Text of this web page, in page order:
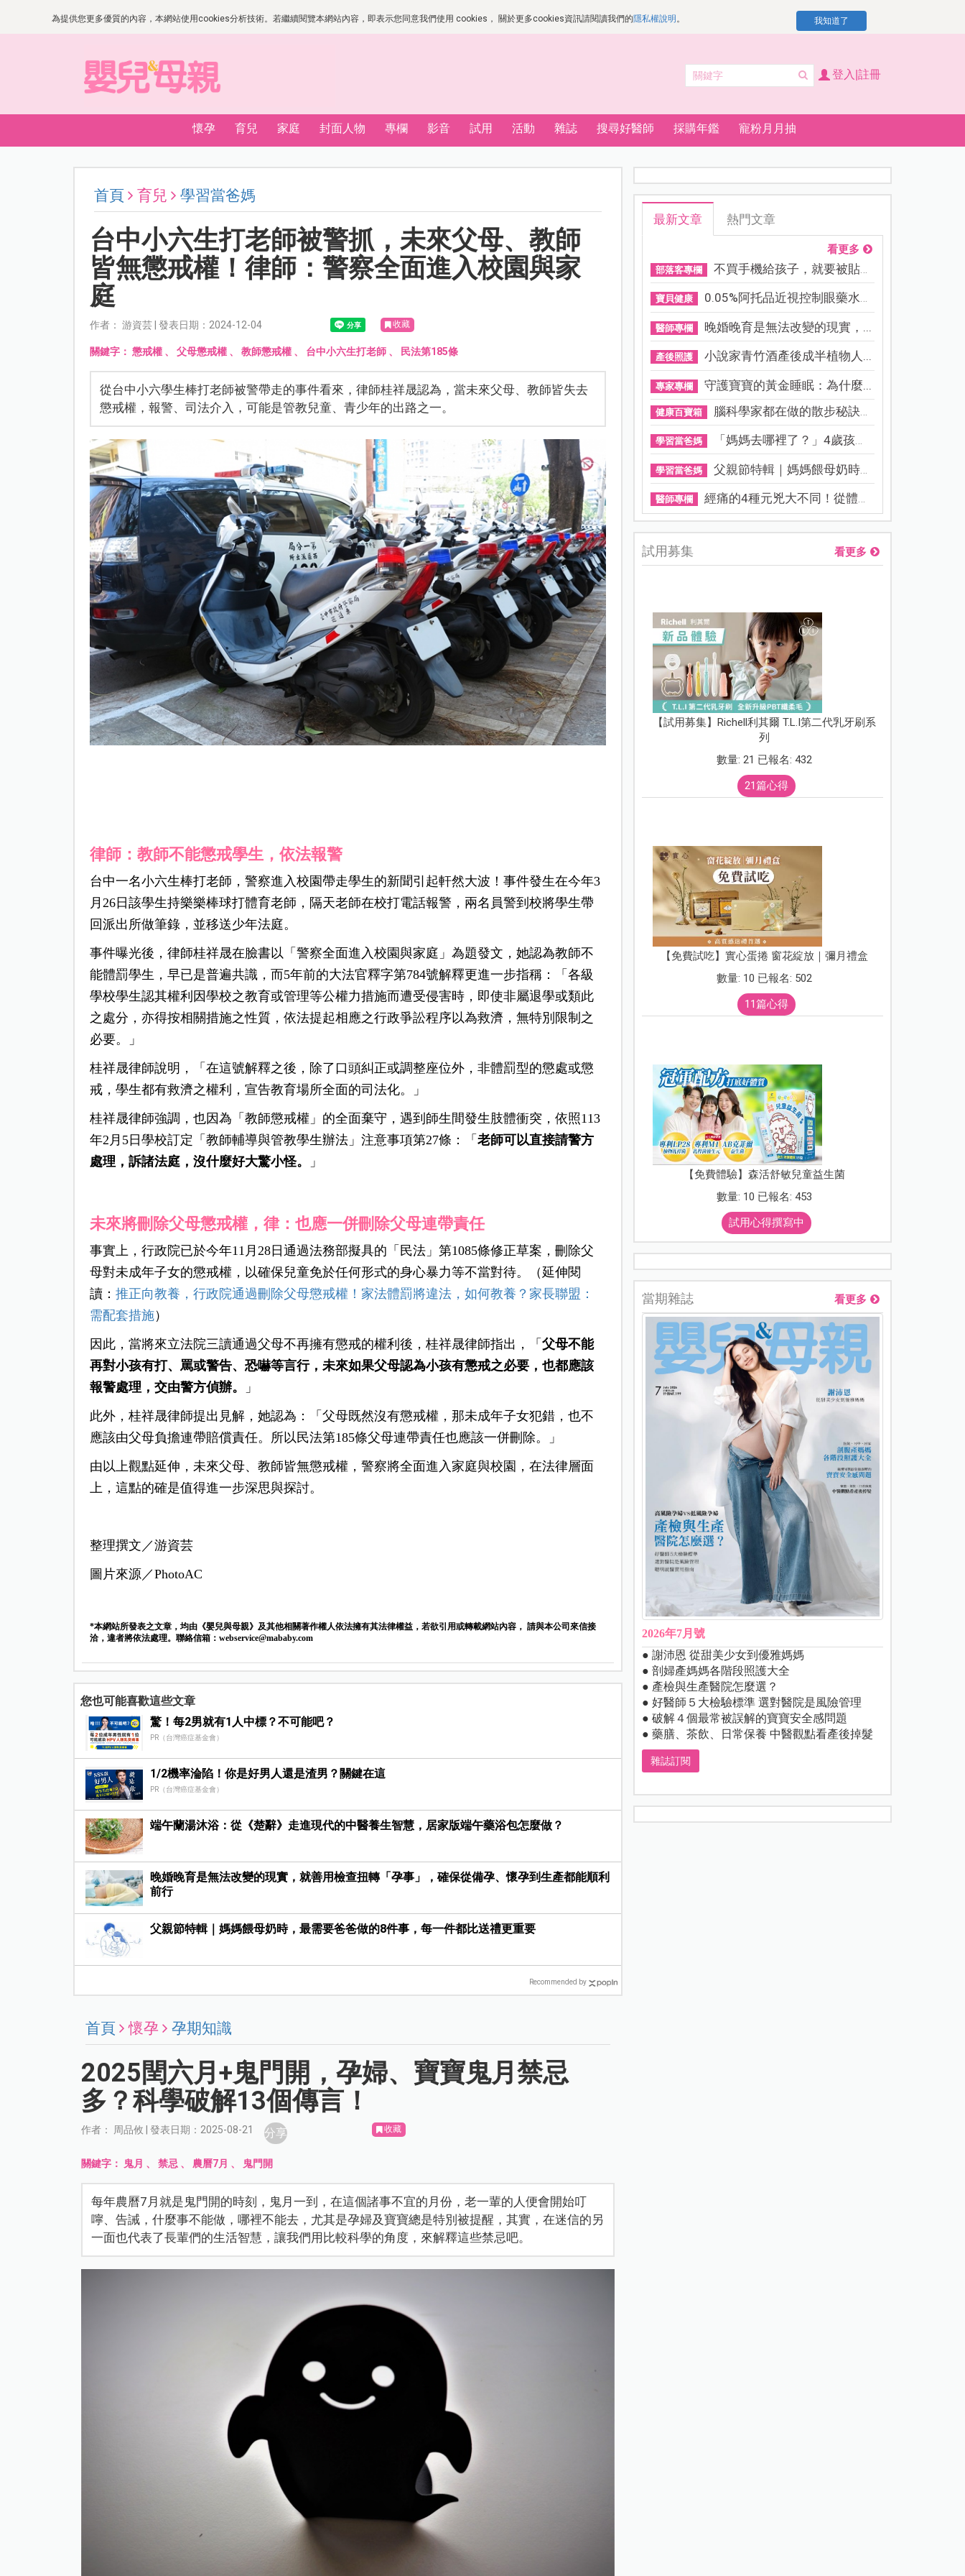
為提供您更多優質的內容，本網站使用cookies分析技術。若繼續閱覽本網站內容，即表示您同意我們使用 cookies， 關於更多cookies資訊請閱讀我們的隱私權說明 。 我知道了
登入|註冊
懷孕 育兒 家庭 封面人物 專欄 影音 試用 活動 雜誌 搜尋好醫師 採購年鑑 寵粉月月抽
首頁 育兒 學習當爸媽
台中小六生打老師被警抓，未來父母、教師
皆無懲戒權！律師：警察全面進入校園與家
庭
作者： 游資芸 | 發表日期：2024-12-04 收藏
關鍵字： 懲戒權、 父母懲戒權、 教師懲戒權、 台中小六生打老師、 民法第185條
從台中小六學生棒打老師被警帶走的事件看來，律師桂祥晟認為，當未來父母、教師皆失去
懲戒權，報警、司法介入，可能是管教兒童、青少年的出路之一。
律師：教師不能懲戒學生，依法報警
台中一名小六生棒打老師，警察進入校園帶走學生的新聞引起軒然大波！事件發生在今年3
月26日該學生持樂樂棒球打體育老師，隔天老師在校打電話報警，兩名員警到校將學生帶
回派出所做筆錄，並移送少年法庭。
事件曝光後，律師桂祥晟在臉書以「警察全面進入校園與家庭」為題發文，她認為教師不
能體罰學生，早已是普遍共識，而5年前的大法官釋字第784號解釋更進一步指稱：「各級
學校學生認其權利因學校之教育或管理等公權力措施而遭受侵害時，即使非屬退學或類此
之處分，亦得按相關措施之性質，依法提起相應之行政爭訟程序以為救濟，無特別限制之
必要。」
桂祥晟律師說明，「在這號解釋之後，除了口頭糾正或調整座位外，非體罰型的懲處或懲
戒，學生都有救濟之權利，宣告教育場所全面的司法化。」
桂祥晟律師強調，也因為「教師懲戒權」的全面棄守，遇到師生間發生肢體衝突，依照113
年2月5日學校訂定「教師輔導與管教學生辦法」注意事項第27條：「 老師可以直接請警方
處理，訴諸法庭，沒什麼好大驚小怪。
」
未來將刪除父母懲戒權，律：也應一併刪除父母連帶責任
事實上，行政院已於今年11月28日通過法務部擬具的「民法」第1085條修正草案，刪除父
母對未成年子女的懲戒權，以確保兒童免於任何形式的身心暴力等不當對待。（延伸閱
讀： 推正向教養，行政院通過刪除父母懲戒權！家法體罰將違法，如何教養？家長聯盟：
需配套措施）
因此，當將來立法院三讀通過父母不再擁有懲戒的權利後，桂祥晟律師指出，「 父母不能
再對小孩有打、罵或警告、恐嚇等言行，未來如果父母認為小孩有懲戒之必要，也都應該
報警處理，交由警方偵辦。
」
此外，桂祥晟律師提出見解，她認為：「父母既然沒有懲戒權，那未成年子女犯錯，也不
應該由父母負擔連帶賠償責任。所以民法第185條父母連帶責任也應該一併刪除。」
由以上觀點延伸，未來父母、教師皆無懲戒權，警察將全面進入家庭與校園，在法律層面
上，這點的確是值得進一步深思與探討。
整理撰文／游資芸
圖片來源／PhotoAC
*本網站所發表之文章，均由《嬰兒與母親》及其他相關著作權人依法擁有其法律權益，若欲引用或轉載網站內容， 請與本公司來信接
洽，違者將依法處理。聯絡信箱： webservice@mababy.com
您也可能喜歡這些文章
驚！每2男就有1人中標？不可能吧？
PR（台灣癌症基金會）
1/2機率淪陷！你是好男人還是渣男？關鍵在這
PR（台灣癌症基金會）
端午蘭湯沐浴：從《楚辭》走進現代的中醫養生智慧，居家版端午藥浴包怎麼做？
晚婚晚育是無法改變的現實，就善用檢查扭轉「孕事」，確保從備孕、懷孕到生產都能順利
前行
父親節特輯｜媽媽餵母奶時，最需要爸爸做的8件事，每一件都比送禮更重要
Recommended by
首頁 懷孕 孕期知識
2025閏六月+鬼門開，孕婦、寶寶鬼月禁忌
多？科學破解13個傳言！
作者： 周品攸 | 發表日期：2025-08-21 分享 收藏
關鍵字： 鬼月 、禁忌 、 農曆7月 、 鬼門開
每年農曆7月就是鬼門開的時刻，鬼月一到，在這個諸事不宜的月份，老一輩的人便會開始叮
嚀、告誡，什麼事不能做，哪裡不能去，尤其是孕婦及寶寶總是特別被提醒，其實，在迷信的另
一面也代表了長輩們的生活智慧，讓我們用比較科學的角度，來解釋這些禁忌吧。
最新文章 熱門文章
看更多
部落客專欄 不買手機給孩子，就要被貼「...
寶貝健康 0.05%阿托品近視控制眼藥水納...
醫師專欄 晚婚晚育是無法改變的現實，...
產後照護 小說家青竹酒產後成半植物人...
專家專欄 守護寶寶的黃金睡眠：為什麼...
健康百寶箱 腦科學家都在做的散步秘訣！...
學習當爸媽 「媽媽去哪裡了？」4歲孩子還...
學習當爸媽 父親節特輯｜媽媽餵母奶時，...
醫師專欄 經痛的4種元兇大不同！從體質...
試用募集 看更多
【試用募集】Richell利其爾 T.L.I第二代乳牙刷系
列
數量: 21 已報名: 432
21篇心得
【免費試吃】實心蛋捲 窗花綻放｜彌月禮盒
數量: 10 已報名: 502
11篇心得
【免費體驗】森活舒敏兒童益生菌
數量: 10 已報名: 453
試用心得撰寫中
當期雜誌 看更多
2026年7月號
● 謝沛恩 從甜美少女到優雅媽媽
● 剖婦產媽媽各階段照護大全
● 產檢與生產醫院怎麼選？
● 好醫師５大檢驗標準 選對醫院是風險管理
● 破解４個最常被誤解的寶寶安全感問題
● 藥膳、茶飲、日常保養 中醫觀點看產後掉髮
雜誌訂閱